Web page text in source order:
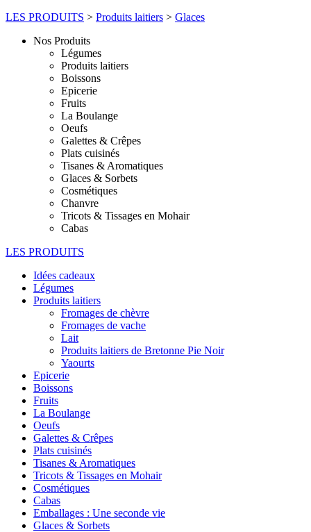
LES PRODUITS > Produits laitiers > Glaces
Nos Produits
Légumes
Produits laitiers
Boissons
Epicerie
Fruits
La Boulange
Oeufs
Galettes & Crêpes
Plats cuisinés
Tisanes & Aromatiques
Glaces & Sorbets
Cosmétiques
Chanvre
Tricots & Tissages en Mohair
Cabas
LES PRODUITS
Idées cadeaux
Légumes
Produits laitiers
Fromages de chèvre
Fromages de vache
Lait
Produits laitiers de Bretonne Pie Noir
Yaourts
Epicerie
Boissons
Fruits
La Boulange
Oeufs
Galettes & Crêpes
Plats cuisinés
Tisanes & Aromatiques
Tricots & Tissages en Mohair
Cosmétiques
Cabas
Emballages : Une seconde vie
Glaces & Sorbets